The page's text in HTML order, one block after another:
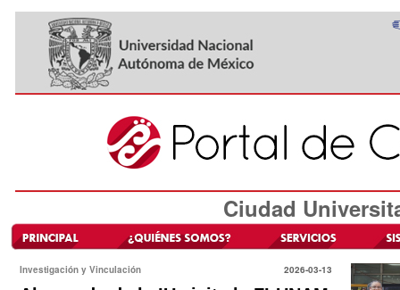
Ciudad
Investigación y Vinculación 2026-03-13